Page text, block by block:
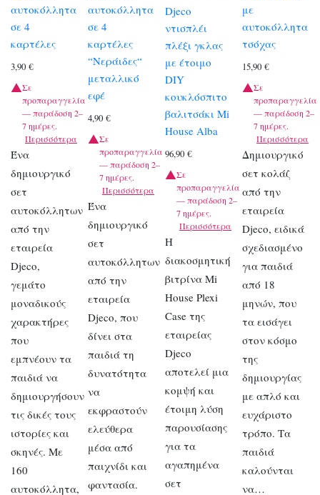
αυτοκόλλητα
σε 4
καρτέλες
3,90 €
Σε
προπαραγγελία
— παράδοση 2–
7 ημέρες.
Περισσότερα
Ένα
δημιουργικό
σετ
αυτοκόλλητων
από την
εταιρεία
Djeco,
γεμάτο
μοναδικούς
χαρακτήρες
που
εμπνέουν τα
παιδιά να
δημιουργήσουν
τις δικές τους
ιστορίες και
σκηνές. Με
160
αυτοκόλλητα,
αυτοκόλλητα
σε 4
καρτέλες
“Νεράιδες“
μεταλλικό
εφέ
4,90€
Σε
προπαραγγελία
— παράδοση 2–
7 ημέρες.
Περισσότερα
Ένα
δημιουργικό
σετ
αυτοκόλλητων
από την
εταιρεία
Djeco, που
δίνει στα
παιδιά τη
δυνατότητα
να
εκφραστούν
ελεύθερα
μέσα από
παιχνίδι και
φαντασία.
Djeco
ντισπλέι
πλέξι γκλας
με έτοιμο
DIY
κουκλόσπιτο
βαλιτσάκι Mi
House Alba
96,90€
Σε
προπαραγγελία
— παράδοση 2–
7 ημέρες.
Περισσότερα
Η
διακοσμητική
βιτρίνα Mi
House Plexi
Case της
εταιρείας
Djeco
αποτελεί μια
κομψή και
έτοιμη λύση
παρουσίασης
για τα
αγαπημένα
σετ
με
αυτοκόλλητα
τσόχας
15,90€
Σε
προπαραγγελία
— παράδοση 2–
7 ημέρες.
Περισσότερα
Δημιουργικό
σετ κολάζ
από την
εταιρεία
Djeco, ειδικά
σχεδιασμένο
για παιδιά
από 18
μηνών, που
τα εισάγει
στον κόσμο
της
δημιουργίας
με απλό και
ευχάριστο
τρόπο. Τα
παιδιά
καλούνται
να…